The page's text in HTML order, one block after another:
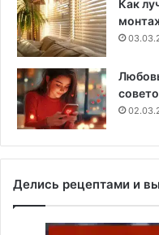
Как
Делись рецептами и